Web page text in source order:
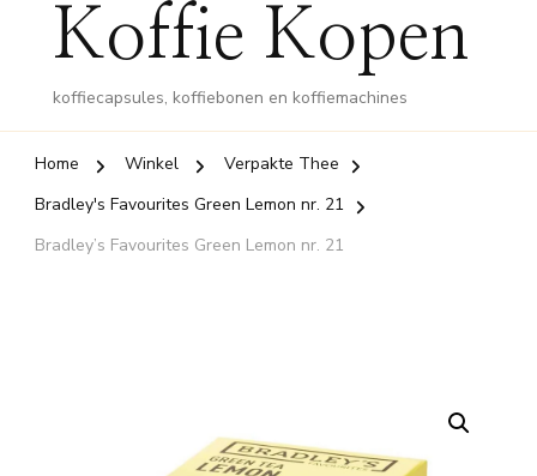
Koffie Kopen
koffiecapsules, koffiebonen en koffiemachines
Home Winkel
Verpakte Thee
Bradley's Favourites Green Lemon nr. 21
Bradley’s Favourites Green Lemon nr. 21